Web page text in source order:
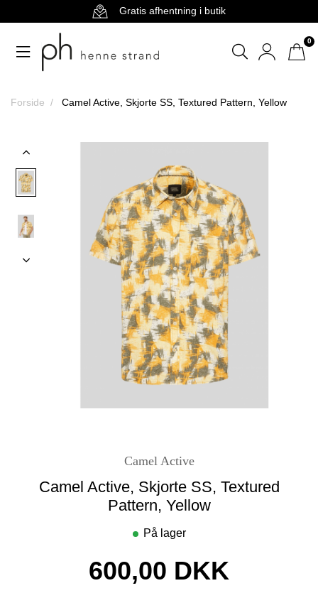
Gratis afhentning i butik
0
Forside Camel Active, Skjorte SS, Textured Pattern, Yellow
Camel Active
Camel Active, Skjorte SS, Textured
Pattern, Yellow
På lager
600,00 DKK